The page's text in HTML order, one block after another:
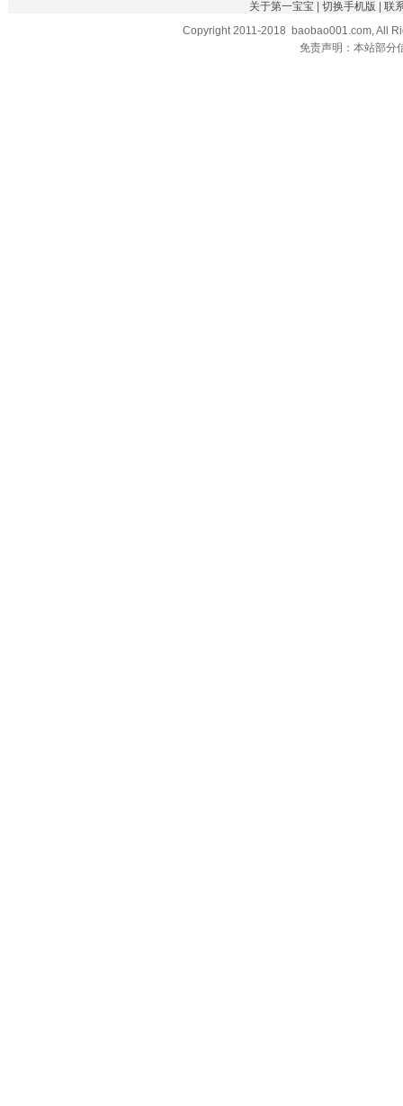
关于第一宝宝 | 切换手机版 | 联
Copyright 2011-2018 baobao001.com, All
免责声明：本站部分